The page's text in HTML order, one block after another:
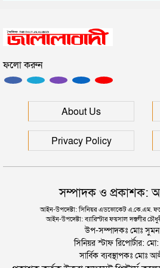
প্রধানমন্ত্রী
সিলেটে আরও দুইজনের
ফলো করুন
About Us
Privacy Policy
সম্পাদক ও প্রকাশক:
আইন-উপদেষ্টা: সিনিয়র এডভোকেট এ.কে.এম.
আইন-উপদেষ্টা: ব্যারিস্টার ফয়সাল দস্তগীর
উপ-সম্পাদকঃ মোঃ
সিনিয়র স্টাফ রিপোর্টার:
সার্বিক ব্যবস্থাপকঃ মোঃ